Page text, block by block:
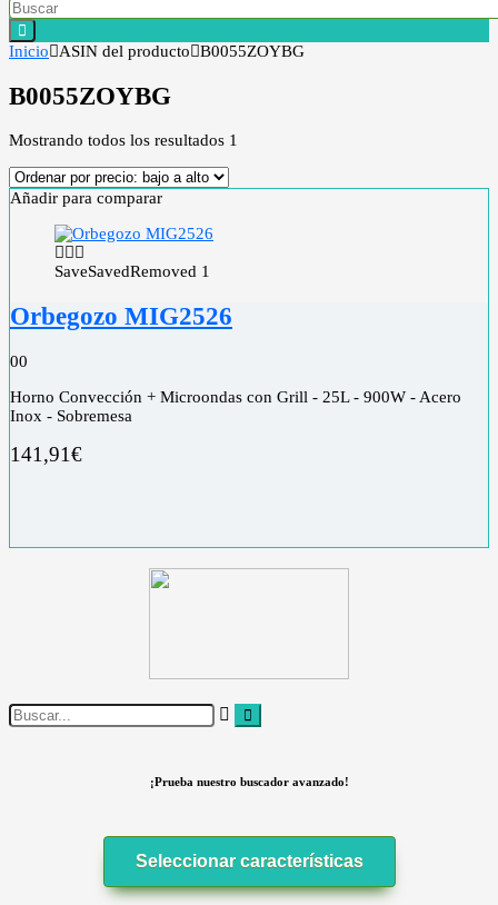
Inicio ASIN del producto B0055ZOYBG
B0055ZOYBG
Mostrando todos los resultados 1
Añadir para comparar
SaveSavedRemoved 1
Orbegozo MIG2526
00
Horno Convección + Microondas con Grill - 25L - 900W - Acero
Inox - Sobremesa
141,91€
¡Prueba nuestro buscador avanzado!
Seleccionar características